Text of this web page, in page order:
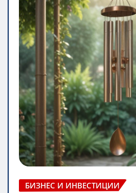
БИЗНЕС И ИНВЕСТИЦИИ